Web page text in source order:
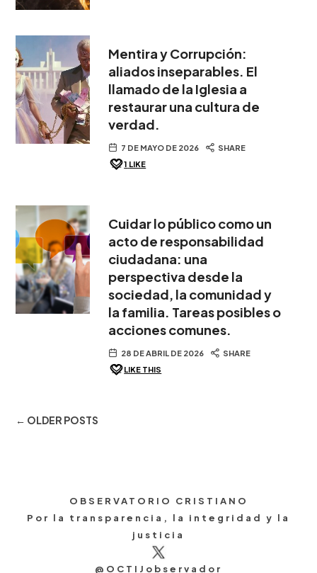
Mentira y Corrupción:
aliados inseparables. El
llamado de la Iglesia a
restaurar una cultura de
verdad.
7 DE MAYO DE 2026
SHARE
1 LIKE
Cuidar lo público como un
acto de responsabilidad
ciudadana: una
perspectiva desde la
sociedad, la comunidad y
la familia. Tareas posibles o
acciones comunes.
28 DE ABRIL DE 2026
SHARE
LIKE THIS
← OLDER POSTS
OBSERVATORIO CRISTIANO
Por la transparencia, la integridad y la
justicia
@OCTIJobservador